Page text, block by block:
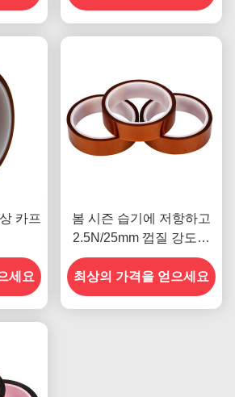
카프
세요
봄 시즌 습기에 저항하고
2.5N/25mm 껍질 강도를
갖춘 이전 모델
최상의 가격을 얻으세요